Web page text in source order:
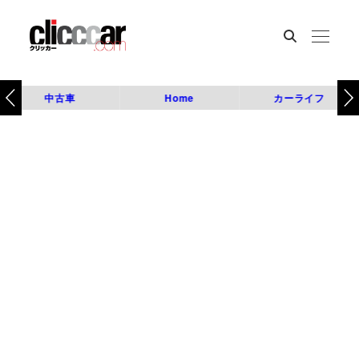
中古車 Home カーライフ